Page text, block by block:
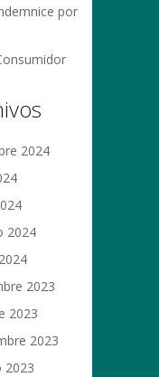
por
2024
2024
2023
2023
2023
2023